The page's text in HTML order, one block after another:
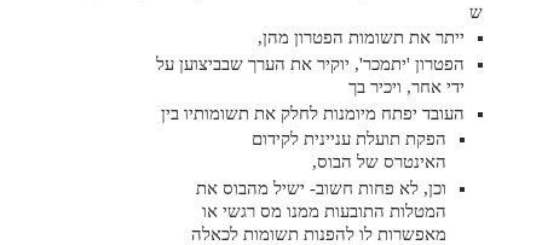
ש
ייתר את תשומות הפטרון מהן,
הפטרון 'יתמכר', יוקיר את הערך שבביצוען על
ידי אחר, ויכיר בך
העובד יפתח מיומנות לחלק את תשומותיו בין
הפקת תועלת עניינית לקידום
האינטרס של הבוס,
וכן, לא פחות חשוב- ישיל מהבוס את
המטלות התובעות ממנו מס רגשי או
מאפשרות לו להפנות תשומות לכאלה